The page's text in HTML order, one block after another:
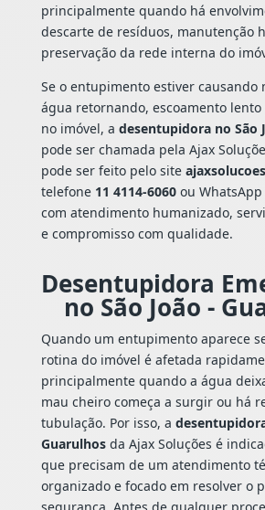
principalmente quando há
descarte de resíduos, manutenção
preservação da rede interna do
Se o entupimento estiver causando
água retornando, escoamento
no imóvel, a desentupidora no São
pode ser chamada pela Ajax
pode ser feito pelo site
telefone 11 4114-6060ou WhatsApp
com atendimento humanizado,
e compromisso com qualidade.
Desentupidora
no São João -
Quando um entupimento aparece
rotina do imóvel é afetada
principalmente quando a água
mau cheiro começa a surgir ou há
tubulação. Por isso, a
Guarulhosda Ajax Soluções é
que precisam de um atendimento
organizado e focado em resolver o
segurança. Antes de qualquer